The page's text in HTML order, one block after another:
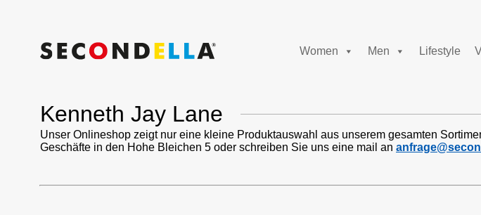
Women Men Lifestyle
Kenneth Jay Lane
Unser Onlineshop zeigt nur eine kleine Produktauswahl aus unserem gesamten
Geschäfte in den Hohe Bleichen 5 oder schreiben Sie uns eine mail an